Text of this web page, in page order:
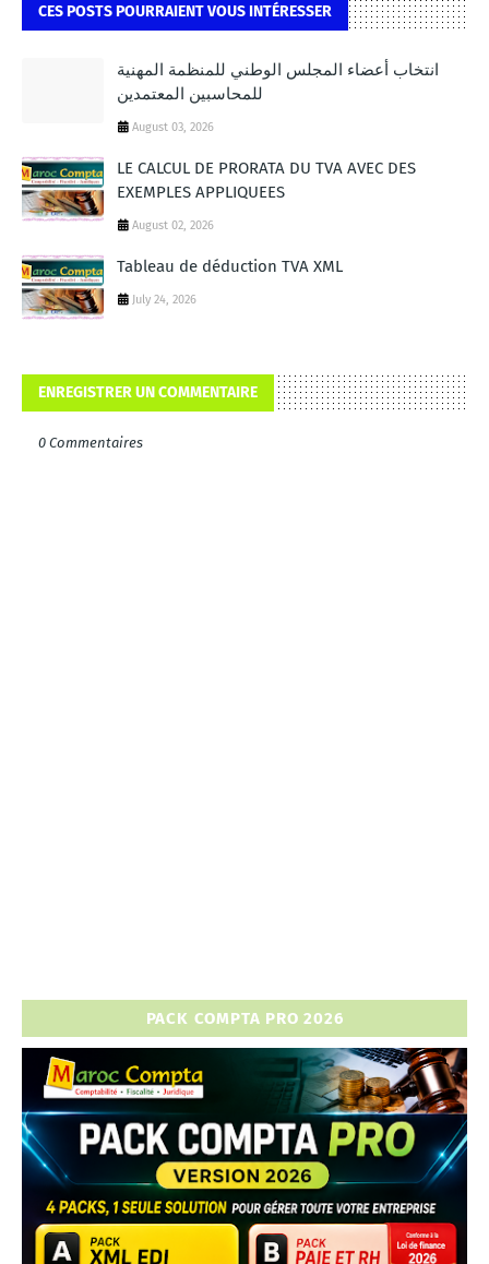
CES POSTS POURRAIENT VOUS INTÉRESSER
انتخاب أعضاء المجلس الوطني للمنظمة المهنية
للمحاسبين المعتمدين
August 03, 2026
LE CALCUL DE PRORATA DU TVA AVEC DES
EXEMPLES APPLIQUEES
August 02, 2026
Tableau de déduction TVA XML
July 24, 2026
ENREGISTRER UN COMMENTAIRE
0 Commentaires
PACK COMPTA PRO 2026